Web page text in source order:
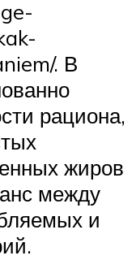
. В
рациона,
жиров
между
и